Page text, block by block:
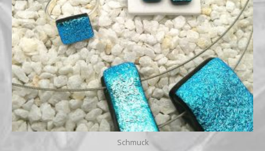
Schmuck